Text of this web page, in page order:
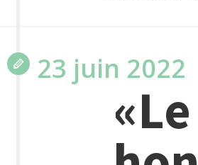
23 juin 2022